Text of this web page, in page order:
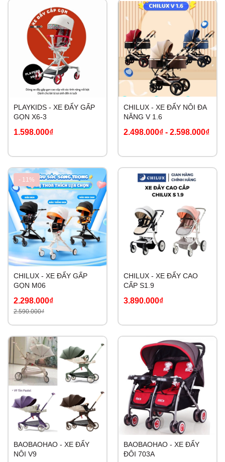
PLAYKIDS - XE ĐẨY GẤP
GỌN X6-3
1.598.000₫
CHILUX - XE ĐẨY NÔI ĐA
NĂNG V 1.6
2.498.000₫ - 2.598.000₫
- 11%
CHILUX - XE ĐẨY GẤP
GỌN M06
2.298.000₫
2.590.000₫
CHILUX - XE ĐẨY CAO
CẤP S1.9
3.890.000₫
BAOBAOHAO - XE ĐẨY
NÔI V9
BAOBAOHAO - XE ĐẨY
ĐÔI 703A